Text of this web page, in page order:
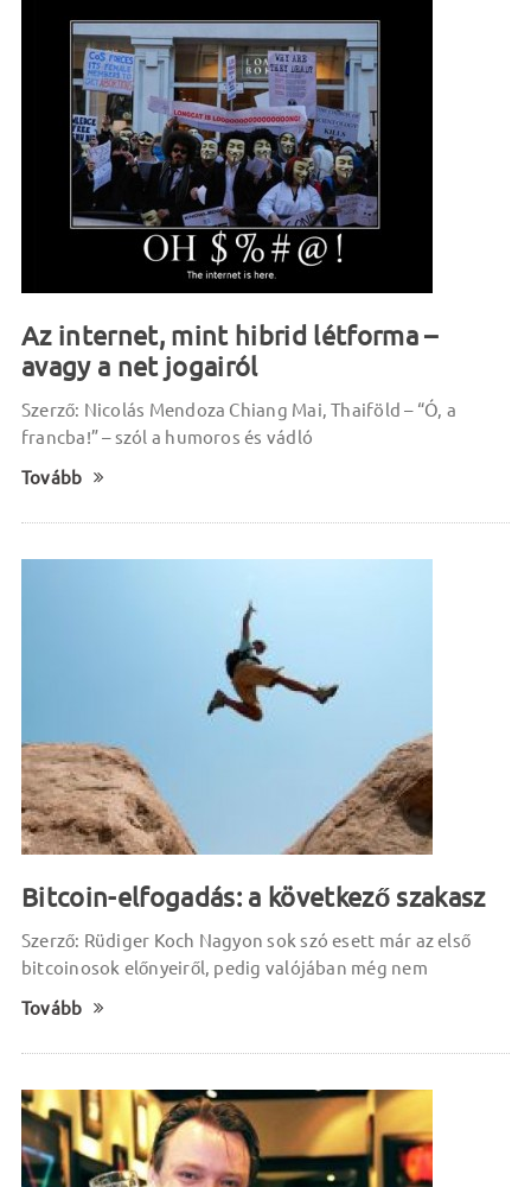
Az internet, mint hibrid létforma –
avagy a net jogairól
Szerző: Nicolás Mendoza Chiang Mai, Thaiföld – “Ó, a
francba!” – szól a humoros és vádló
Tovább
Bitcoin-elfogadás: a következő szakasz
Szerző: Rüdiger Koch Nagyon sok szó esett már az első
bitcoinosok előnyeiről, pedig valójában még nem
Tovább